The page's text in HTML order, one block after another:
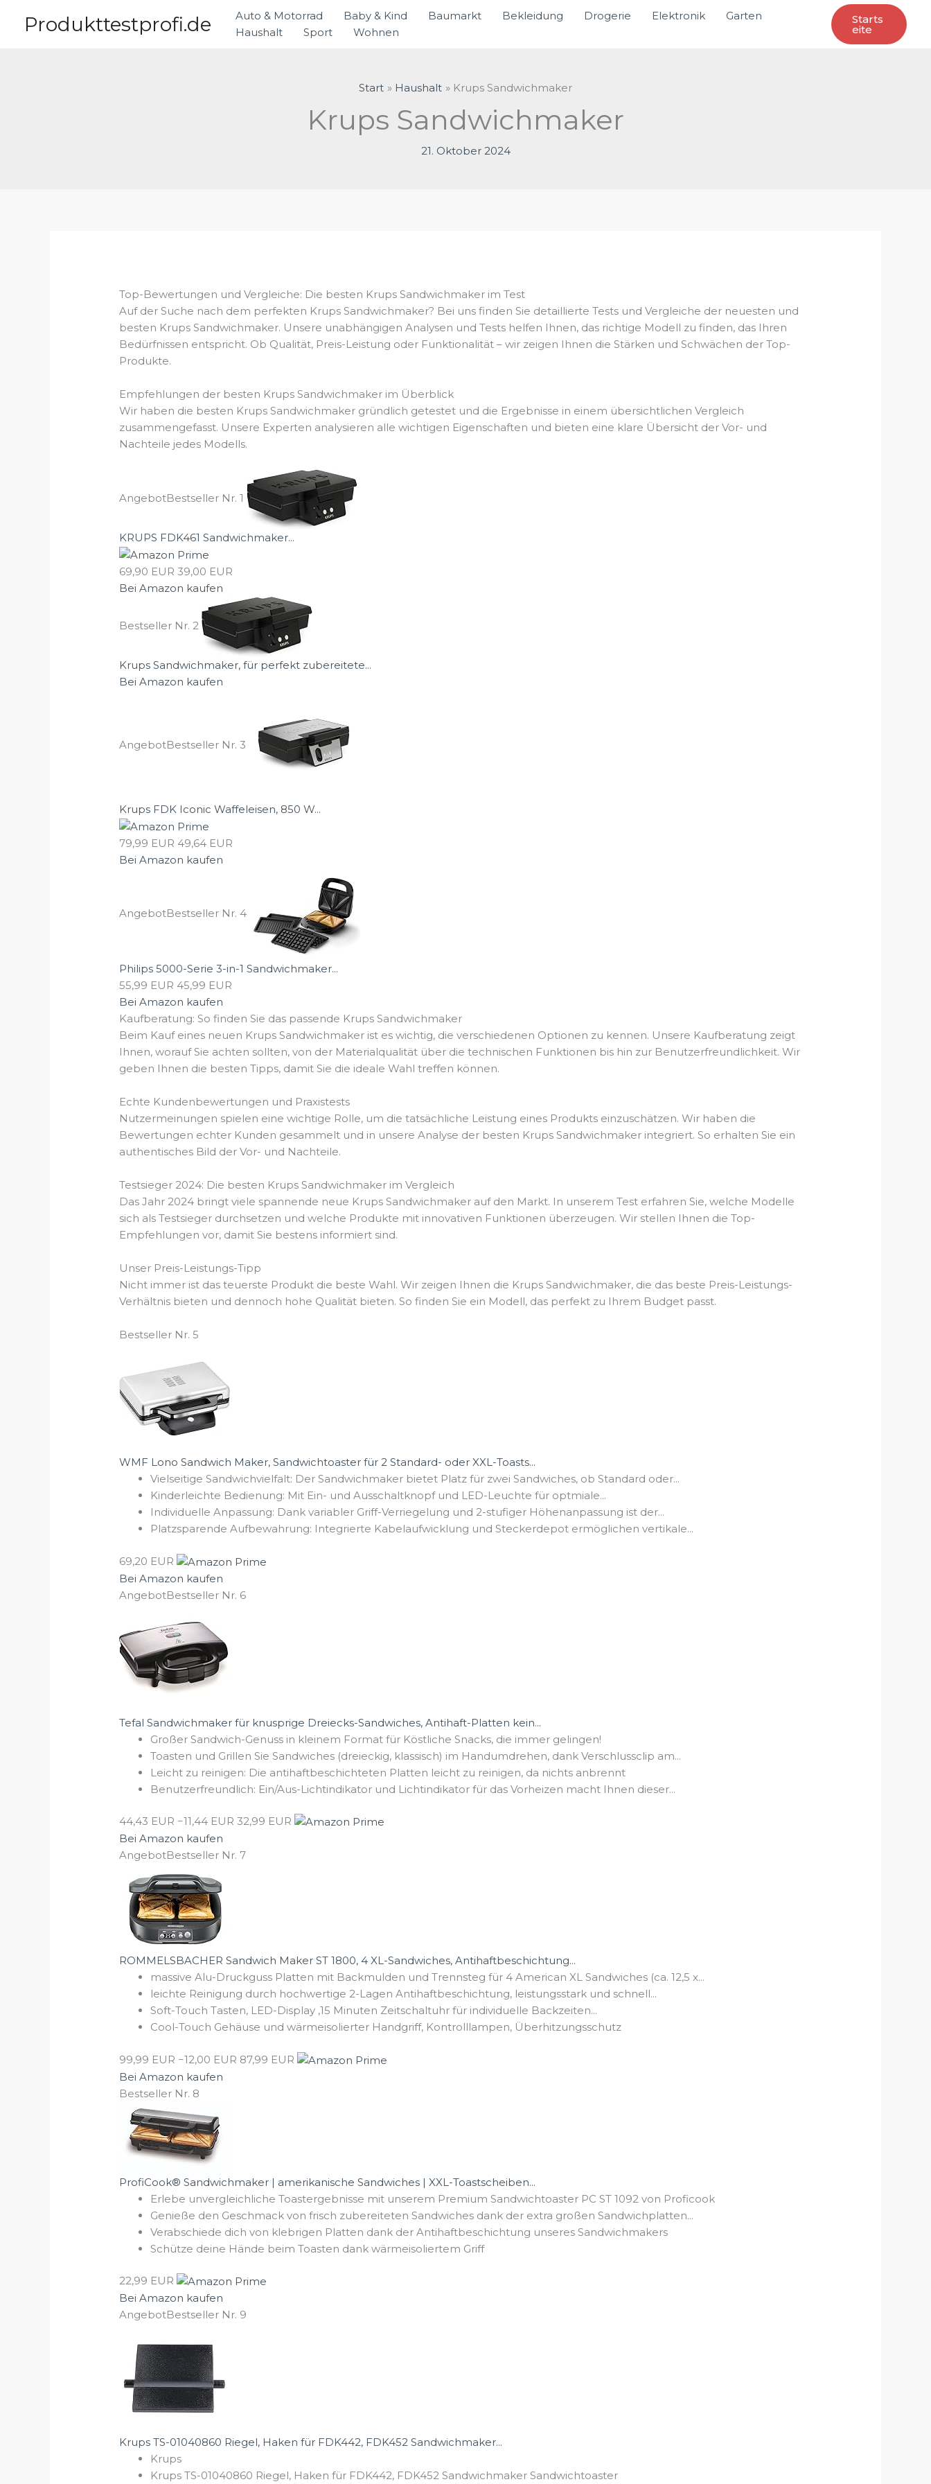
InhaltProdukttestprofi.de Auto & Motorrad Baby & Kind Baumarkt Bekleidung Drogerie Elektronik
Garten
Haushalt
Sport Wohnen
Starts
Eite
Start Haushalt Krups Sandwichmaker
Krups Sandwichmaker
21. Oktober 2024
Top-Bewertungen und Vergleiche: Die besten Krups Sandwichmaker im Test
Auf der Suche nach dem perfekten Krups Sandwichmaker? Bei uns finden Sie detaillierte Tests und Vergleiche der neuesten und
besten Krups Sandwichmaker. Unsere unabhängigen Analysen und Tests helfen Ihnen, das richtige Modell zu finden, das Ihren
Bedürfnissen entspricht. Ob Qualität, Preis-Leistung oder Funktionalität – wir zeigen Ihnen die Stärken und Schwächen der Top-
Produkte.
Empfehlungen der besten Krups Sandwichmaker im Überblick
Wir haben die besten Krups Sandwichmaker gründlich getestet und die Ergebnisse in einem übersichtlichen Vergleich
zusammengefasst. Unsere Experten analysieren alle wichtigen Eigenschaften und bieten eine klare Übersicht der Vor- und
Nachteile jedes Modells.
AngebotBestseller Nr. 1
KRUPS FDK461 Sandwichmaker...
69,90 EUR 39,00 EUR
Bei Amazon kaufen
Bestseller Nr. 2
Krups Sandwichmaker, für perfekt zubereitete...
Bei Amazon kaufen
AngebotBestseller Nr. 3
Krups FDK Iconic Waffeleisen, 850 W...
79,99 EUR 49,64 EUR
Bei Amazon kaufen
AngebotBestseller Nr. 4
Philips 5000-Serie 3-in-1 Sandwichmaker...
55,99 EUR 45,99 EUR
Bei Amazon kaufen
Kaufberatung: So finden Sie das passende Krups Sandwichmaker
Beim Kauf eines neuen Krups Sandwichmaker ist es wichtig, die verschiedenen Optionen zu kennen. Unsere Kaufberatung zeigt
Ihnen, worauf Sie achten sollten, von der Materialqualität über die technischen Funktionen bis hin zur Benutzerfreundlichkeit. Wir
geben Ihnen die besten Tipps, damit Sie die ideale Wahl treffen können.
Echte Kundenbewertungen und Praxistests
Nutzermeinungen spielen eine wichtige Rolle, um die tatsächliche Leistung eines Produkts einzuschätzen. Wir haben die
Bewertungen echter Kunden gesammelt und in unsere Analyse der besten Krups Sandwichmaker integriert. So erhalten Sie ein
authentisches Bild der Vor- und Nachteile.
Testsieger 2024: Die besten Krups Sandwichmaker im Vergleich
Das Jahr 2024 bringt viele spannende neue Krups Sandwichmaker auf den Markt. In unserem Test erfahren Sie, welche Modelle
sich als Testsieger durchsetzen und welche Produkte mit innovativen Funktionen überzeugen. Wir stellen Ihnen die Top-
Empfehlungen vor, damit Sie bestens informiert sind.
Unser Preis-Leistungs-Tipp
Nicht immer ist das teuerste Produkt die beste Wahl. Wir zeigen Ihnen die Krups Sandwichmaker, die das beste Preis-Leistungs-
Verhältnis bieten und dennoch hohe Qualität bieten. So finden Sie ein Modell, das perfekt zu Ihrem Budget passt.
Bestseller Nr. 5
WMF Lono Sandwich Maker, Sandwichtoaster für 2 Standard- oder XXL-Toasts...
Vielseitige Sandwichvielfalt: Der Sandwichmaker bietet Platz für zwei Sandwiches, ob Standard oder...
Kinderleichte Bedienung: Mit Ein- und Ausschaltknopf und LED-Leuchte für optmiale...
Individuelle Anpassung: Dank variabler Griff-Verriegelung und 2-stufiger Höhenanpassung ist der...
Platzsparende Aufbewahrung: Integrierte Kabelaufwicklung und Steckerdepot ermöglichen vertikale...
69,20 EUR
Bei Amazon kaufen
AngebotBestseller Nr. 6
Tefal Sandwichmaker für knusprige Dreiecks-Sandwiches, Antihaft-Platten kein...
Großer Sandwich-Genuss in kleinem Format für Köstliche Snacks, die immer gelingen!
Toasten und Grillen Sie Sandwiches (dreieckig, klassisch) im Handumdrehen, dank Verschlussclip am...
Leicht zu reinigen: Die antihaftbeschichteten Platten leicht zu reinigen, da nichts anbrennt
Benutzerfreundlich: Ein/Aus-Lichtindikator und Lichtindikator für das Vorheizen macht Ihnen dieser...
44,43 EUR −11,44 EUR 32,99 EUR
Bei Amazon kaufen
AngebotBestseller Nr. 7
ROMMELSBACHER Sandwich Maker ST 1800, 4 XL-Sandwiches, Antihaftbeschichtung...
massive Alu-Druckguss Platten mit Backmulden und Trennsteg für 4 American XL Sandwiches (ca. 12,5 x...
leichte Reinigung durch hochwertige 2-Lagen Antihaftbeschichtung, leistungsstark und schnell...
Soft-Touch Tasten, LED-Display ,15 Minuten Zeitschaltuhr für individuelle Backzeiten...
Cool-Touch Gehäuse und wärmeisolierter Handgriff, Kontrolllampen, Überhitzungsschutz
99,99 EUR −12,00 EUR 87,99 EUR
Bei Amazon kaufen
Bestseller Nr. 8
ProfiCook® Sandwichmaker | amerikanische Sandwiches | XXL-Toastscheiben...
Erlebe unvergleichliche Toastergebnisse mit unserem Premium Sandwichtoaster PC ST 1092 von Proficook
Genieße den Geschmack von frisch zubereiteten Sandwiches dank der extra großen Sandwichplatten...
Verabschiede dich von klebrigen Platten dank der Antihaftbeschichtung unseres Sandwichmakers
Schütze deine Hände beim Toasten dank wärmeisoliertem Griff
22,99 EUR
Bei Amazon kaufen
AngebotBestseller Nr. 9
Krups TS-01040860 Riegel, Haken für FDK442, FDK452 Sandwichmaker...
Krups
Krups TS-01040860 Riegel, Haken für FDK442, FDK452 Sandwichmaker Sandwichtoaster